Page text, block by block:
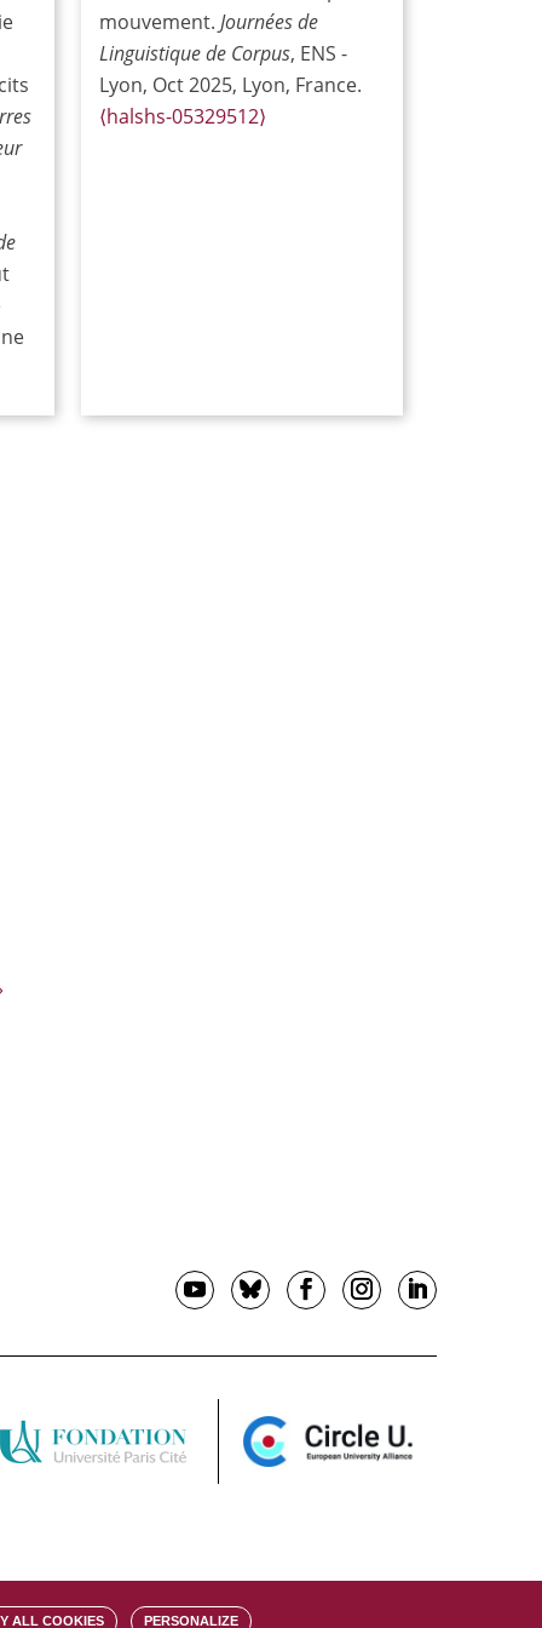
mouvement.Journées de
Linguistique de Corpus, ENS -
Lyon, Oct 2025, Lyon, France.
⟨halshs-05329512⟩
ALL COOKIES PERSONALIZE